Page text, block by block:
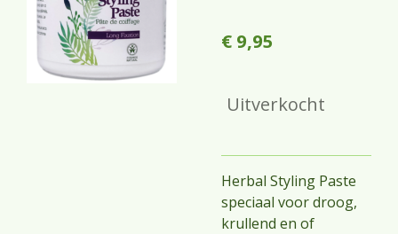
€ 9,95
Uitverkocht
Herbal Styling Paste
speciaal voor droog,
krullend en of